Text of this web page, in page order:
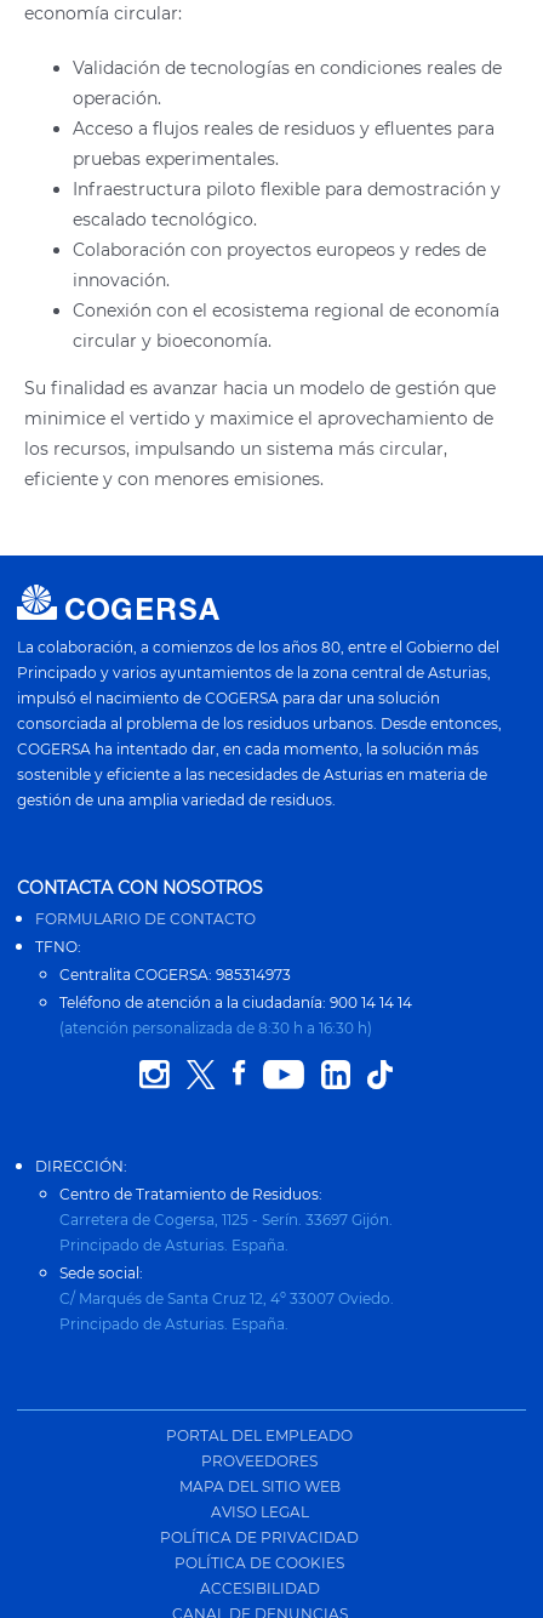
economía circular:
Validación de tecnologías en condiciones reales de
operación.
Acceso a flujos reales de residuos y efluentes para
pruebas experimentales.
Infraestructura piloto flexible para demostración y
escalado tecnológico.
Colaboración con proyectos europeos y redes de
innovación.
Conexión con el ecosistema regional de economía
circular y bioeconomía.
Su finalidad es avanzar hacia un modelo de gestión que
minimice el vertido y maximice el aprovechamiento de
los recursos, impulsando un sistema más circular,
eficiente y con menores emisiones.
La colaboración, a comienzos de los años 80, entre el Gobierno del
Principado y varios ayuntamientos de la zona central de Asturias,
impulsó el nacimiento de COGERSA para dar una solución
consorciada al problema de los residuos urbanos. Desde entonces,
COGERSA ha intentado dar, en cada momento, la solución más
sostenible y eficiente a las necesidades de Asturias en materia de
gestión de una amplia variedad de residuos.
CONTACTA CON NOSOTROS
FORMULARIO DE CONTACTO
TFNO:
Centralita COGERSA: 985314973
Teléfono de atención a la ciudadanía: 900 14 14 14
(atención personalizada de 8:30 h a 16:30 h)
DIRECCIÓN:
Centro de Tratamiento de Residuos:
Carretera de Cogersa, 1125 - Serín. 33697 Gijón.
Principado de Asturias. España.
Sede social:
C/ Marqués de Santa Cruz 12, 4º 33007 Oviedo.
Principado de Asturias. España.
PORTAL DEL EMPLEADO
PROVEEDORES
MAPA DEL SITIO WEB
AVISO LEGAL
POLÍTICA DE PRIVACIDAD
POLÍTICA DE COOKIES
ACCESIBILIDAD
CANAL DE DENUNCIAS